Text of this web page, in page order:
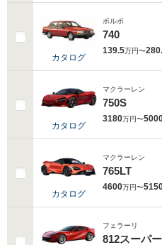
カタログ
ボルボ
740
139.5万円〜
カタログ
マクラーレン
750S
3180万円〜
カタログ
マクラーレン
765LT
4600万円〜
フェラーリ
812スーパ